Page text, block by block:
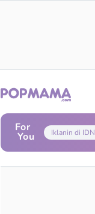
For
You Iklanin di IDN